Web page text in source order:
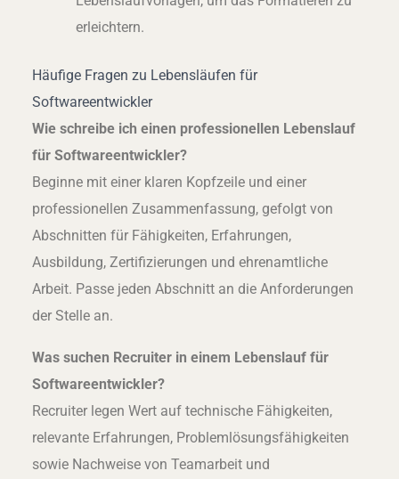
erleichtern.
Häufige Fragen zu Lebensläufen für
Softwareentwickler
Wie schreibe ich einen professionellen Lebenslauf
für Softwareentwickler?
Beginne mit einer klaren Kopfzeile und einer
professionellen Zusammenfassung, gefolgt von
Abschnitten für Fähigkeiten, Erfahrungen,
Ausbildung, Zertifizierungen und ehrenamtliche
Arbeit. Passe jeden Abschnitt an die Anforderungen
der Stelle an.
Was suchen Recruiter in einem Lebenslauf für
Softwareentwickler?
Recruiter legen Wert auf technische Fähigkeiten,
relevante Erfahrungen, Problemlösungsfähigkeiten
sowie Nachweise von Teamarbeit und